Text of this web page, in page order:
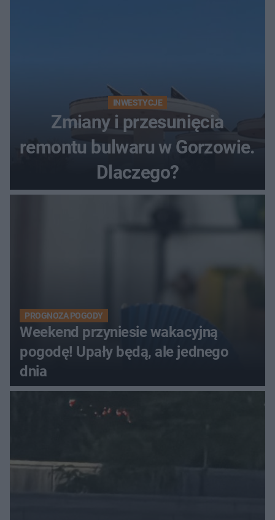
INWESTYCJE
Zmiany i przesunięcia
remontu bulwaru w Gorzowie.
Dlaczego?
PROGNOZA POGODY
Weekend przyniesie wakacyjną
pogodę! Upały będą, ale jednego
dnia